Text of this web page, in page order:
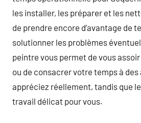
les installer, les préparer et les
de prendre encore d’avantage de
solutionner les problèmes
peintre vous permet de vous
ou de consacrer votre temps à
appréciez réellement, tandis que
travail délicat pour vous.